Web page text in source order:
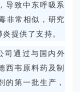
导致中东呼吸系
非常相似，研究
提供了支持。
司通过与国内外
西韦原料药及制
的第一批生产，